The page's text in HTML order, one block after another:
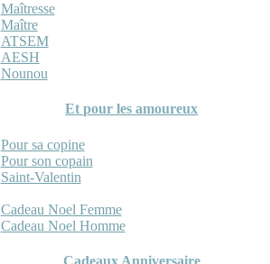
Maîtresse
Maître
ATSEM
AESH
Nounou
Et pour les amoureux
Pour sa copine
Pour son copain
Saint-Valentin
Cadeau Noel Femme
Cadeau Noel Homme
Cadeaux Anniversaire